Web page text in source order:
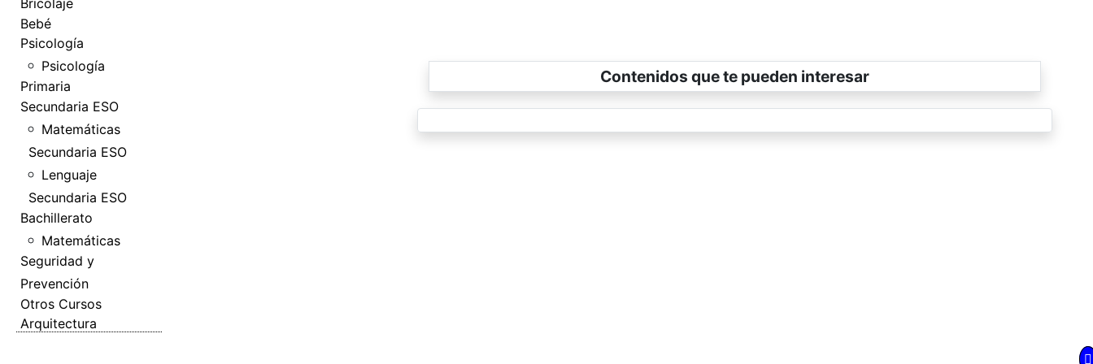
Bebé
Psicología
Psicología
Primaria
Secundaria ESO
Matemáticas
Secundaria ESO
Lenguaje
Secundaria ESO
Bachillerato
Matemáticas
Seguridad y
Prevención
Otros Cursos
Arquitectura
Contenidos que te pueden interesar